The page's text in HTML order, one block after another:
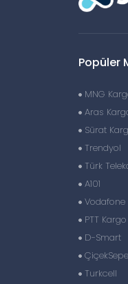
Popüler
MNG
Aras
Sürat
Trendyol
Türk
A101
Vodafone
PTT Kargo
D-Smart
Turkcell